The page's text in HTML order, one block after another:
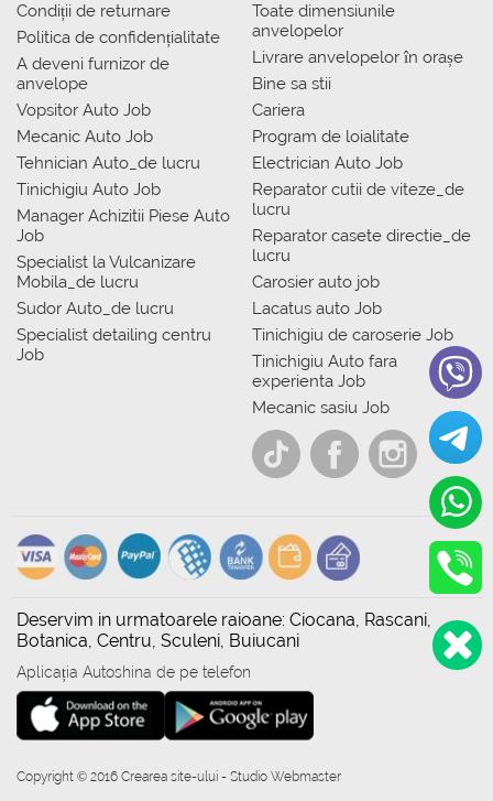
Condiții de returnare
Politica de confidențialitate
A deveni furnizor de
anvelope
Vopsitor Auto Job
Mecanic Auto Job
Tehnician Auto_de lucru
Tinichigiu Auto Job
Manager Achizitii Piese Auto
Job
Specialist la Vulcanizare
Mobila_de lucru
Sudor Auto_de lucru
Specialist detailing centru
Job
Toate dimensiunile
anvelopelor
Livrare anvelopelor în orașe
Bine sa stii
Cariera
Program de loialitate
Electrician Auto Job
Reparator cutii de viteze_de
lucru
Reparator casete directie_de
lucru
Carosier auto job
Lacatus auto Job
Tinichigiu de caroserie Job
Tinichigiu Auto fara
experienta Job
Mecanic sasiu Job
Deservim in urmatoarele raioane: Ciocana, Rascani,
Botanica, Centru, Sculeni, Buiucani
Aplicația Autoshina de pe telefon
Copyright © 2016 Crearea site-ului - Studio Webmaster